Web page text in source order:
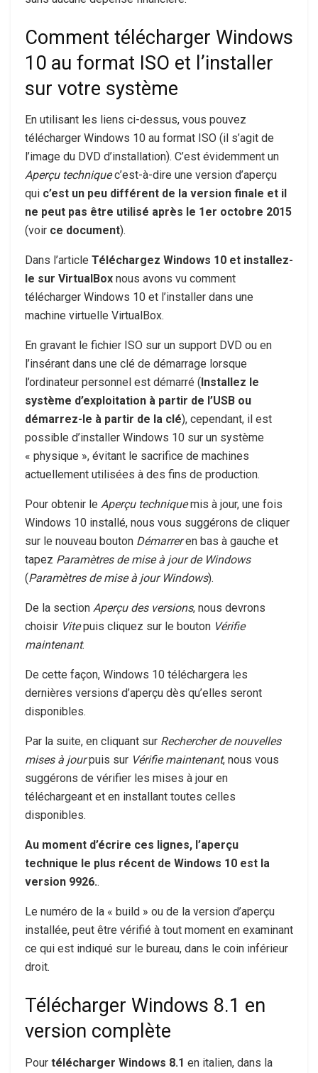
Comment télécharger Windows
10 au format ISO et l’installer
sur votre système
En utilisant les liens ci-dessus, vous pouvez
télécharger Windows 10 au format ISO (il s’agit de
l’image du DVD d’installation). C’est évidemment un
Aperçu techniquec’est-à-dire une version d’aperçu
qui c’est un peu différent de la version finale et il
ne peut pas être utilisé après le 1er octobre 2015
(voir ce document).
Dans l’article Téléchargez Windows 10 et installez-
le sur VirtualBox nous avons vu comment
télécharger Windows 10 et l’installer dans une
machine virtuelle VirtualBox.
En gravant le fichier ISO sur un support DVD ou en
l’insérant dans une clé de démarrage lorsque
l’ordinateur personnel est démarré ( Installez le
système d’exploitation à partir de l’USB ou
démarrez-le à partir de la clé), cependant, il est
possible d’installer Windows 10 sur un système
« physique », évitant le sacrifice de machines
actuellement utilisées à des fins de production.
Pour obtenir le Aperçu techniquemis à jour, une fois
Windows 10 installé, nous vous suggérons de cliquer
sur le nouveau bouton Démarreren bas à gauche et
tapez Paramètres de mise à jour de Windows
(Paramètres de mise à jour Windows).
De la section Aperçu des versions, nous devrons
choisir Vitepuis cliquez sur le bouton Vérifie
maintenant.
De cette façon, Windows 10 téléchargera les
dernières versions d’aperçu dès qu’elles seront
disponibles.
Par la suite, en cliquant sur Rechercher de nouvelles
mises à jourpuis sur Vérifie maintenant, nous vous
suggérons de vérifier les mises à jour en
téléchargeant et en installant toutes celles
disponibles.
Au moment d’écrire ces lignes, l’aperçu
technique le plus récent de Windows 10 est la
version 9926..
Le numéro de la « build » ou de la version d’aperçu
installée, peut être vérifié à tout moment en examinant
ce qui est indiqué sur le bureau, dans le coin inférieur
droit.
Télécharger Windows 8.1 en
version complète
Pour télécharger Windows 8.1 en italien, dans la